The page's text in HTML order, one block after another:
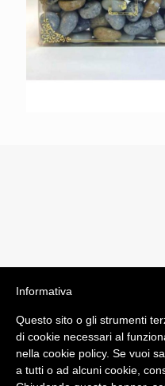
by
Termini e Condizioni di
ITA:
Informativa
Questo sito o gli strumenti
di cookie necessari al
nella cookie policy. Se vuoi
a tutti o ad alcuni cookie,